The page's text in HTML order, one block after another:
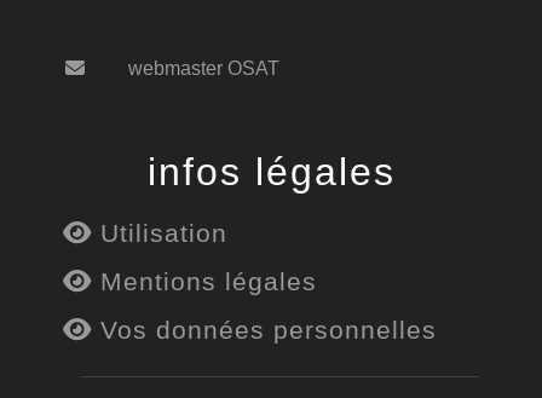
webmaster OSAT
infos légales
Utilisation
Mentions légales
Vos données personnelles